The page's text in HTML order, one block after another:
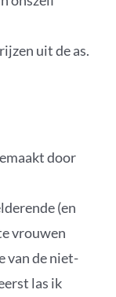
uit de as.
door
(en
vrouwen
van de niet-
las ik